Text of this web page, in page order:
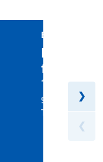
Baccalauréat
française
1-145-1-5
90 crédits
Temps plein ,
❯
❮